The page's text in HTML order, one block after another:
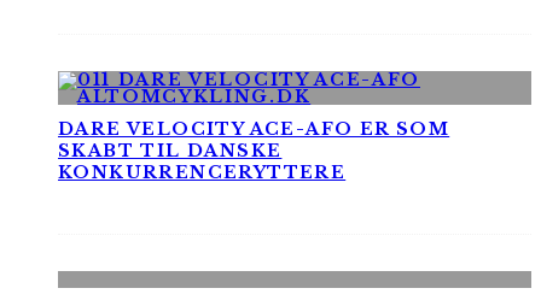
DARE VELOCITY ACE-AFO ER SOM
SKABT TIL DANSKE
KONKURRENCERYTTERE